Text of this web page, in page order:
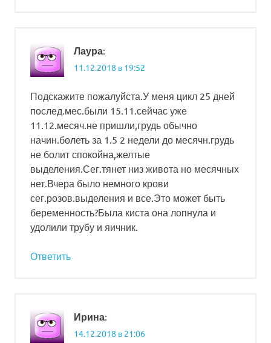
Лаура:
11.12.2018 в 19:52
Подскажите пожалуйста.У меня цикл 25 дней
послед.мес.были 15.11.сейчас уже
11.12.месяч.не пришли,грудь обычно
начин.болеть за 1.5 2 недели до месячн.грудь
не болит спокойна,желтые
выделения.Сег.тянет низ живота но месячных
нет.Вчера было немного крови
сег.розов.выделения и все.Это может быть
беременность?Была киста она лопнула и
удолили трубу и яичник.
Ответить
Ирина:
14.12.2018 в 21:06